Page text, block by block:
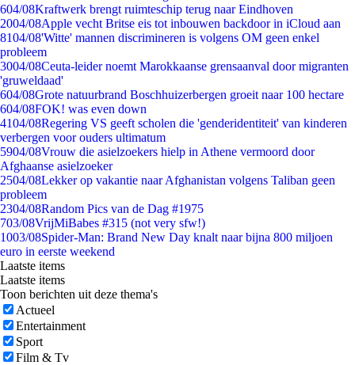
604/08Kraftwerk brengt ruimteschip terug naar Eindhoven
2004/08Apple vecht Britse eis tot inbouwen backdoor in iCloud aan
8104/08'Witte' mannen discrimineren is volgens OM geen enkel
probleem
3004/08Ceuta-leider noemt Marokkaanse grensaanval door migranten
'gruweldaad'
604/08Grote natuurbrand Boschhuizerbergen groeit naar 100 hectare
604/08FOK! was even down
4104/08Regering VS geeft scholen die 'genderidentiteit' van kinderen
verbergen voor ouders ultimatum
5904/08Vrouw die asielzoekers hielp in Athene vermoord door
Afghaanse asielzoeker
2504/08Lekker op vakantie naar Afghanistan volgens Taliban geen
probleem
2304/08Random Pics van de Dag #1975
703/08VrijMiBabes #315 (not very sfw!)
1003/08Spider-Man: Brand New Day knalt naar bijna 800 miljoen
euro in eerste weekend
Laatste items
Laatste items
Toon berichten uit deze thema's
Actueel
Entertainment
Sport
Film & Tv